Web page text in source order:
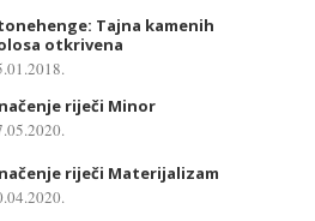
Tajna kamenih
otkrivena
riječi Minor
riječi Materijalizam